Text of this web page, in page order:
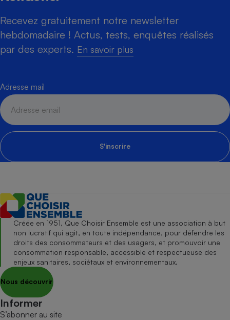
Recevez gratuitement notre newsletter
hebdomadaire ! Actus, tests, enquêtes réalisés
par des experts. En savoir plus
Adresse mail
S'inscrire
Créée en 1951, Que Choisir Ensemble est une association à but
non lucratif qui agit, en toute indépendance, pour défendre les
droits des consommateurs et des usagers, et promouvoir une
consommation responsable, accessible et respectueuse des
enjeux sanitaires, sociétaux et environnementaux.
Nous découvrir
Informer
S’abonner au site